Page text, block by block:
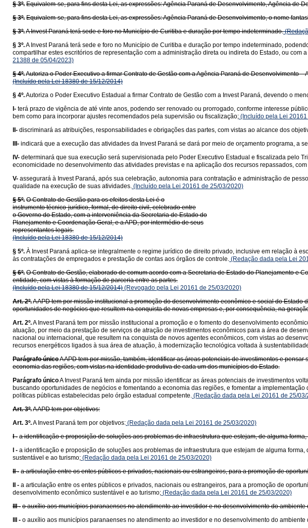
§ 3º. Equivalem-se, para fins desta Lei, as expressões: Agência Paraná de Desenvolvimento, Agência de
§ 3º. Equivalem-se, para fins desta Lei, as expressões: Agência Paraná de Desenvolvimento, o nome
§ 3º.A Invest Paraná terá sede e foro no Município de Curitiba e duração por tempo indeterminado.
§ 3º.A Invest Paraná terá sede e foro no Município de Curitiba e duração por tempo indeterminado,
compartilhar estes escritórios de representação com a administração direta ou indireta do Estado, ou
21388 de 05/04/2023)
§ 4º.Autoriza o Poder Executivo a firmar Contrato de Gestão com a Agência Paraná de Desenvolvimento –
(Incluído pela Lei 18380 de 15/12/2014)
§ 4º.Autoriza o Poder Executivo Estadual a firmar Contrato de Gestão com a Invest Paraná, devendo o
I- terá prazo de vigência de até vinte anos, podendo ser renovado ou prorrogado, conforme interesse
bem como para incorporar ajustes recomendados pela supervisão ou fiscalização; (Incluído pela Lei
II- discriminará as atribuições, responsabilidades e obrigações das partes, com vistas ao alcance dos
III- indicará que a execução das atividades da Invest Paraná se dará por meio de orçamento programa, a
IV- determinará que sua execução será supervisionada pelo Poder Executivo Estadual e fiscalizada pelo
economicidade no desenvolvimento das atividades previstas e na aplicação dos recursos repassados,
V- assegurará à Invest Paraná, após sua celebração, autonomia para contratação e administração de
qualidade na execução de suas atividades. (Incluído pela Lei 20161 de 25/03/2020)
§ 5º. O Contrato de Gestão para os efeitos desta Lei é o
instrumento técnico-jurídico, formal, de direito civil, celebrado entre
o Governo do Estado, com a interveniência da Secretaria de Estado do
Planejamento e Coordenação Geral, e a APD, por intermédio de seus
representantes legais.
(Incluído pela Lei 18380 de 15/12/2014)
§ 5º. À Invest Paraná aplica-se integralmente o regime jurídico de direito privado, inclusive em relação à
às contratações de empregados e prestação de contas aos órgãos de controle. (Redação dada pela Lei
§ 6º. O Contrato de Gestão, elaborado de comum acordo com a Secretaria de Estado do Planejamento e
entidade, com vistas à formação de parceria entre as partes.
(Incluído pela Lei 18380 de 15/12/2014) (Revogado pela Lei 20161 de 25/03/2020)
Art. 2º.A APD tem por missão institucional a promoção do desenvolvimento econômico e social do
oportunidades de negócios que resultem na conquista de novas empresas e, por consequência, na
Art. 2º.A Invest Paraná tem por missão institucional a promoção e o fomento do desenvolvimento
atuação, por meio da prestação de serviços de atração de investimentos econômicos para a área de
nacional ou internacional, que resultem na conquista de novos agentes econômicos, com vistas ao
recursos energéticos ligados à sua área de atuação, à modernização tecnológica voltada à
Parágrafo únicoA APD tem por missão, também, identificar as áreas potenciais de investimentos e
economia das regiões, com vistas na identidade produtiva de cada um dos municípios do Estado.
Parágrafo únicoA Invest Paraná tem ainda por missão identificar as áreas potenciais de investimentos
buscando oportunidades de negócios e fomentando a economia das regiões, e fomentar a
políticas públicas estabelecidas pelo órgão estadual competente. (Redação dada pela Lei 20161 de 25/03/
Art. 3º.A APD tem por objetivos:
Art. 3º.A Invest Paraná tem por objetivos: (Redação dada pela Lei 20161 de 25/03/2020)
I - a identificação e proposição de soluções aos problemas de infraestrutura que estejam, de alguma
I - a identificação e proposição de soluções aos problemas de infraestrutura que estejam de alguma
sustentável e ao turismo; (Redação dada pela Lei 20161 de 25/03/2020)
II - a articulação entre os entes públicos e privados, nacionais ou estrangeiros, para a promoção de
II - a articulação entre os entes públicos e privados, nacionais ou estrangeiros, para a promoção de
desenvolvimento econômico sustentável e ao turismo; (Redação dada pela Lei 20161 de 25/03/2020)
III - o auxílio aos municípios paranaenses no atendimento ao investidor e no desenvolvimento do ambiente
III - o auxílio aos municípios paranaenses no atendimento ao investidor e no desenvolvimento do